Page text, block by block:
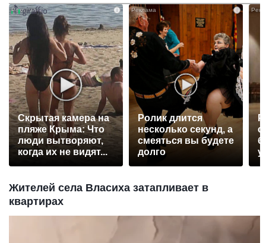
i
Скрытая камера на
пляже Крыма: Что
люди вытворяют,
когда их не видят...
Ролик длится
несколько секунд, а
смеяться вы будете
долго
Жителей села Власиха затапливает в
квартирах